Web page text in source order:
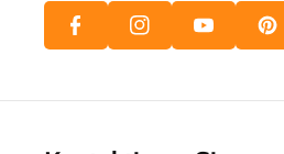
E
B
A
Gr
T
B
E
E